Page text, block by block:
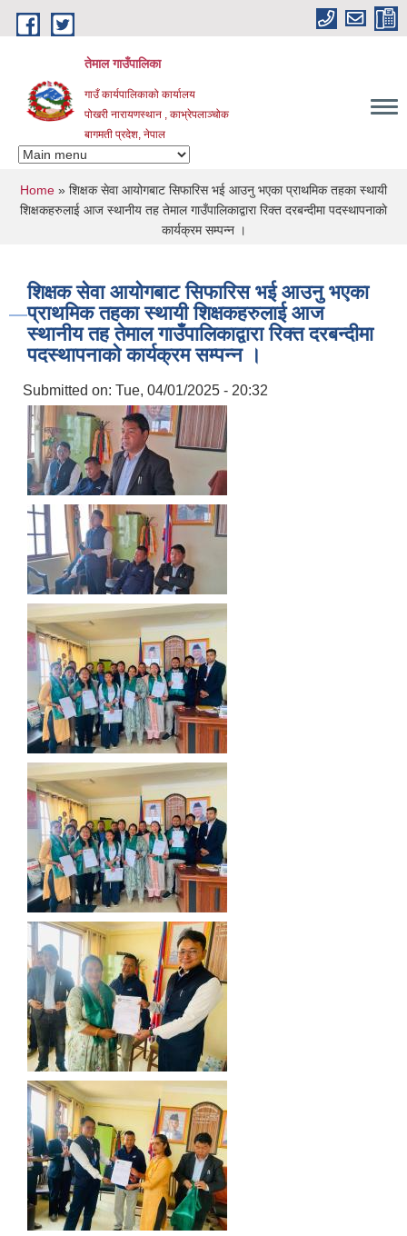
Skip to main content
तेमाल गाउँपालिका
गाउँ कार्यपालिकाको कार्यालय
पोखरी नारायणस्थान , काभ्रेपलाञ्चोक ‌‌‍‍‍‍‍‍
बागमती प्रदेश, नेपाल
You are here
Home » शिक्षक सेवा आयोगबाट सिफारिस भई आउनु भएका प्राथमिक तहका स्थायी
शिक्षकहरुलाई आज स्थानीय तह तेमाल गाउँपालिकाद्वारा रिक्त दरबन्दीमा पदस्थापनाकाे
कार्यक्रम सम्पन्न ।
शिक्षक सेवा आयोगबाट सिफारिस भई आउनु भएका
प्राथमिक तहका स्थायी शिक्षकहरुलाई आज
स्थानीय तह तेमाल गाउँपालिकाद्वारा रिक्त दरबन्दीमा
पदस्थापनाकाे कार्यक्रम सम्पन्न ।
Submitted on: Tue, 04/01/2025 - 20:32